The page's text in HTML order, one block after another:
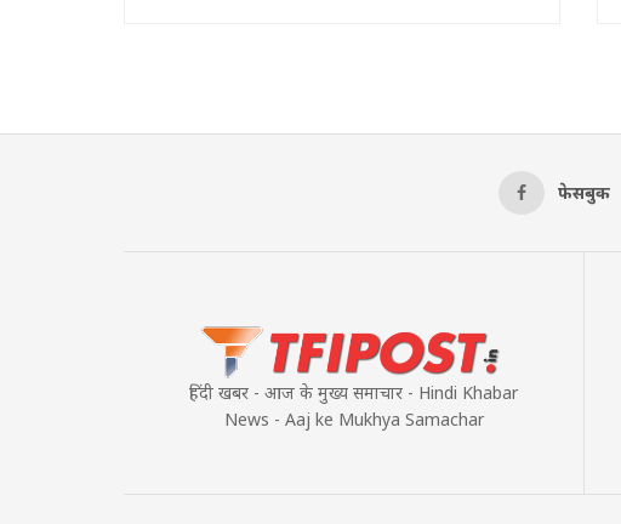
फेसबुक
हिंदी खबर - आज के मुख्य समाचार - Hindi Khabar
News - Aaj ke Mukhya Samachar